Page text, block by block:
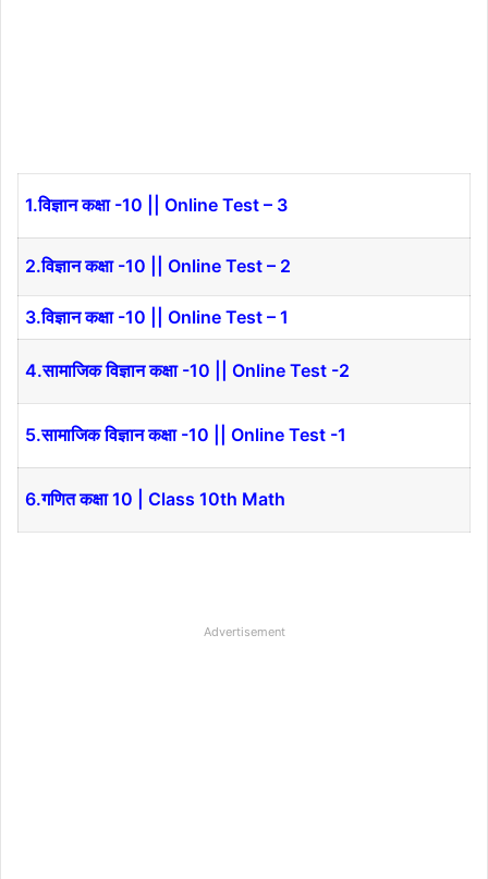
1.विज्ञान कक्षा -10 || Online Test – 3
2.विज्ञान कक्षा -10 || Online Test – 2
3.विज्ञान कक्षा -10 || Online Test – 1
4.सामाजिक विज्ञान कक्षा -10 || Online Test -2
5.सामाजिक विज्ञान कक्षा -10 || Online Test -1
6.गणित कक्षा 10 | Class 10th Math
Advertisement